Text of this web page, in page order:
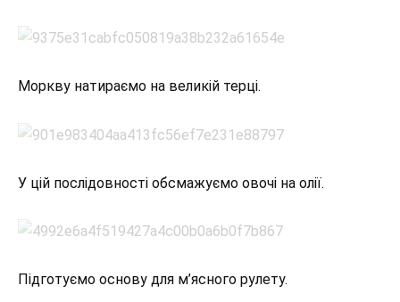
Моркву натираємо на великій терці.
У цій послідовності обсмажуємо овочі на олії.
Підготуємо основу для м’ясного рулету.